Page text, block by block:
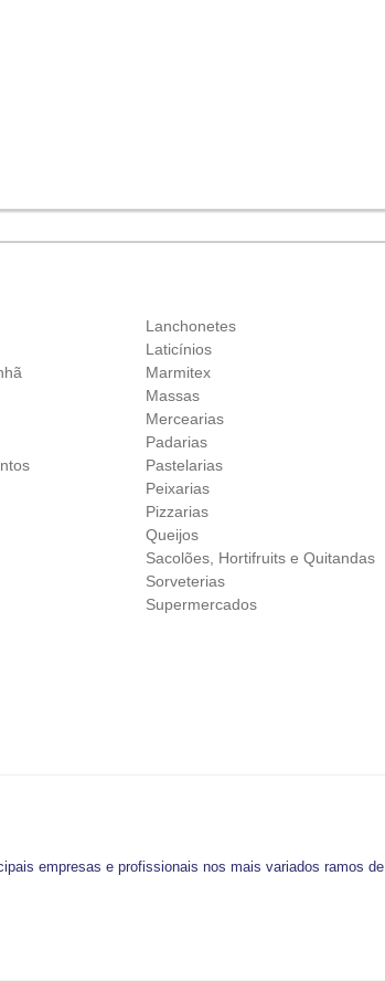
Lanchonetes
Laticínios
Marmitex
Massas
Mercearias
Padarias
Pastelarias
Peixarias
Pizzarias
Queijos
Sacolões, Hortifruits e Quitandas
Sorveterias
Supermercados
empresas e profissionais nos mais variados ramos de